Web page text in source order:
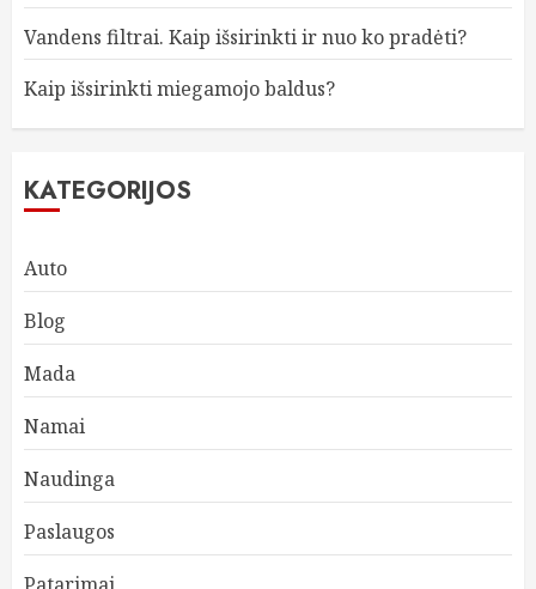
Vandens filtrai. Kaip išsirinkti ir nuo ko pradėti?
Kaip išsirinkti miegamojo baldus?
KATEGORIJOS
Auto
Blog
Mada
Namai
Naudinga
Paslaugos
Patarimai